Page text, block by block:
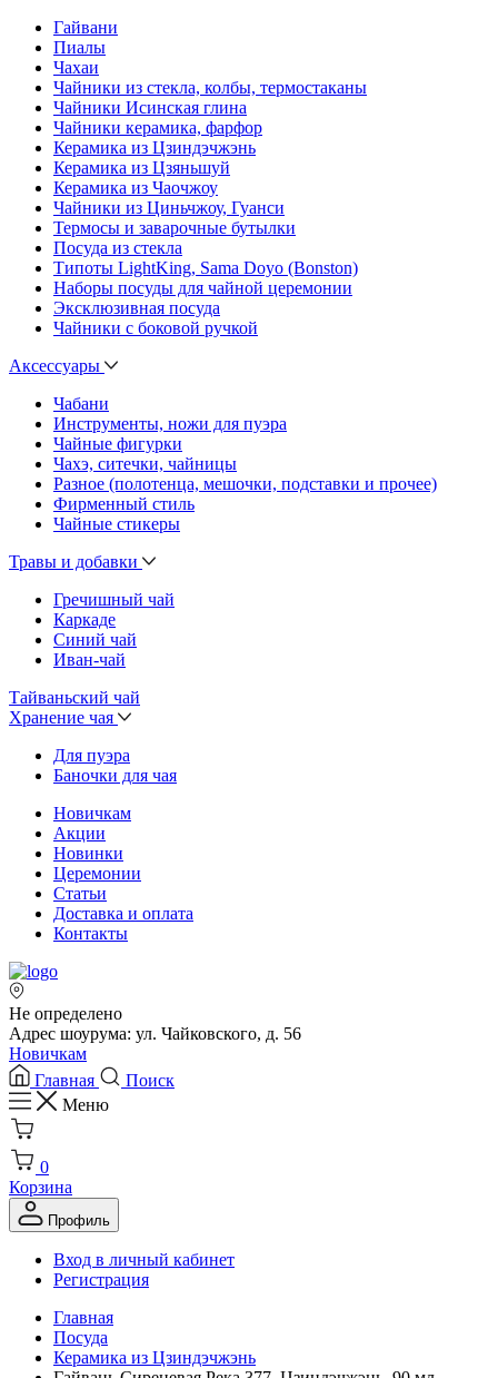
Гайвани
Пиалы
Чахаи
Чайники из стекла, колбы, термостаканы
Чайники Исинская глина
Чайники керамика, фарфор
Керамика из Цзиндэчжэнь
Керамика из Цзяньшуй
Керамика из Чаочжоу
Чайники из Циньчжоу, Гуанси
Термосы и заварочные бутылки
Посуда из стекла
Типоты LightKing, Sama Doyo (Bonston)
Наборы посуды для чайной церемонии
Эксклюзивная посуда
Чайники с боковой ручкой
Аксессуары
Чабани
Инструменты, ножи для пуэра
Чайные фигурки
Чахэ, ситечки, чайницы
Разное (полотенца, мешочки, подставки и прочее)
Фирменный стиль
Чайные стикеры
Травы и добавки
Гречишный чай
Каркаде
Синий чай
Иван-чай
Тайваньский чай
Хранение чая
Для пуэра
Баночки для чая
Новичкам
Акции
Новинки
Церемонии
Статьи
Доставка и оплата
Контакты
Не определено
Адрес шоурума: ул. Чайковского, д. 56
Новичкам
Главная
Поиск
Меню
0
Корзина
Профиль
Вход в личный кабинет
Регистрация
Главная
Посуда
Керамика из Цзиндэчжэнь